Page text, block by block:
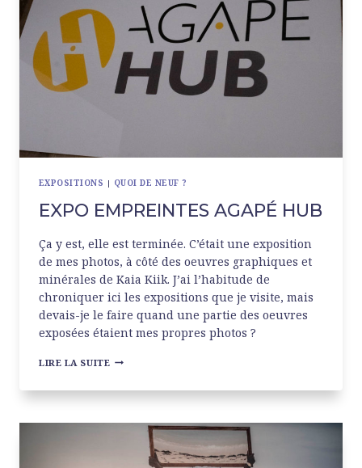
EXPOSITIONS | QUOI DE NEUF ?
EXPO EMPREINTES AGAPÉ HUB
Ça y est, elle est terminée. C’était une exposition
de mes photos, à côté des oeuvres graphiques et
minérales de Kaia Kiik. J’ai l’habitude de
chroniquer ici les expositions que je visite, mais
devais-je le faire quand une partie des oeuvres
exposées étaient mes propres photos ?
LIRE LA SUITE EXPO